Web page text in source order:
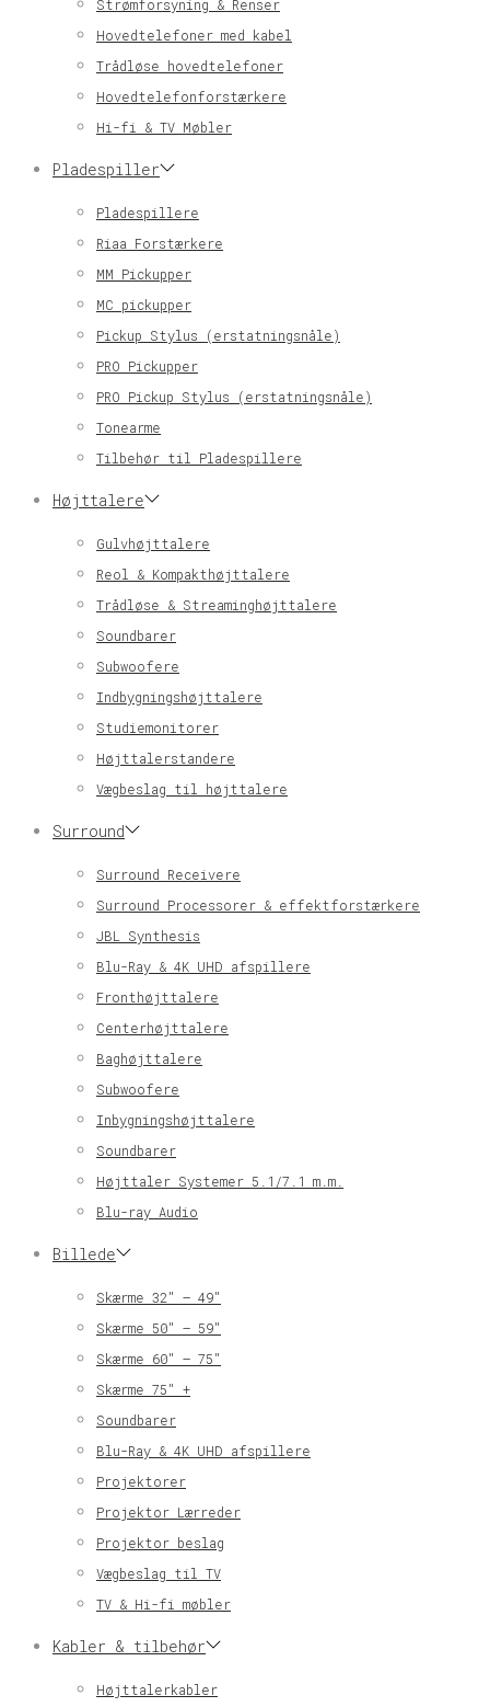
Strømforsyning & Renser
Hovedtelefoner med kabel
Trådløse hovedtelefoner
Hovedtelefonforstærkere
Hi-fi & TV Møbler
Pladespiller
Pladespillere
Riaa Forstærkere
MM Pickupper
MC pickupper
Pickup Stylus (erstatningsnåle)
PRO Pickupper
PRO Pickup Stylus (erstatningsnåle)
Tonearme
Tilbehør til Pladespillere
Højttalere
Gulvhøjttalere
Reol & Kompakthøjttalere
Trådløse & Streaminghøjttalere
Soundbarer
Subwoofere
Indbygningshøjttalere
Studiemonitorer
Højttalerstandere
Vægbeslag til højttalere
Surround
Surround Receivere
Surround Processorer & effektforstærkere
JBL Synthesis
Blu-Ray & 4K UHD afspillere
Fronthøjttalere
Centerhøjttalere
Baghøjttalere
Subwoofere
Inbygningshøjttalere
Soundbarer
Højttaler Systemer 5.1/7.1 m.m.
Blu-ray Audio
Billede
Skærme 32″ – 49″
Skærme 50″ – 59″
Skærme 60″ – 75″
Skærme 75″ +
Soundbarer
Blu-Ray & 4K UHD afspillere
Projektorer
Projektor Lærreder
Projektor beslag
Vægbeslag til TV
TV & Hi-fi møbler
Kabler & tilbehør
Højttalerkabler